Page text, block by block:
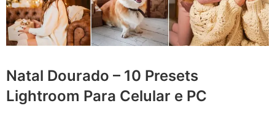
Natal Dourado – 10 Presets
Lightroom Para Celular e PC